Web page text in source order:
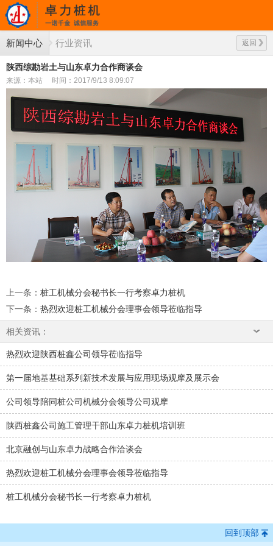
新闻中心 返回
行业资讯
陕西综勘岩土与山东卓力合作商谈会
来源：本站 时间：2017/9/13 8:09:07
上一条 ： 桩工机械分会秘书长一行考察卓力桩机
下一条 ： 热烈欢迎桩工机械分会理事会领导莅临指导
相关资讯：
热烈欢迎陕西桩鑫公司领导莅临指导
第一届地基基础系列新技术发展与应用现场观摩及展示会
公司领导陪同桩公司机械分会领导公司观摩
陕西桩鑫公司施工管理干部山东卓力桩机培训班
北京融创与山东卓力战略合作洽谈会
热烈欢迎桩工机械分会理事会领导莅临指导
桩工机械分会秘书长一行考察卓力桩机
回到顶部